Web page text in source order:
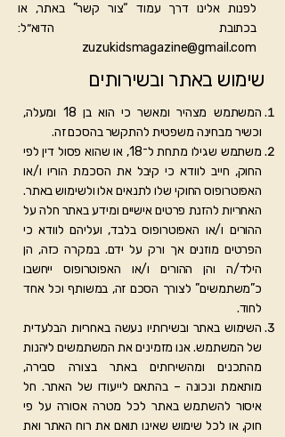
לפנות אלינו דרך עמוד “צור קשר” באתר, או
בכתובת הדוא״ל:
zuzukidsmagazine@gmail.com
שימוש באתר ובשירותים
המשתמש מצהיר ומאשר כי הוא בן 18 ומעלה,
וכשיר מבחינה משפטית להתקשר בהסכם זה.
משתמש שגילו מתחת ל־18, או שהוא פסול דין לפי
החוק, חייב לוודא כי קיבל את הסכמת הוריו ו/או
האפוטרופוס החוקי שלו לתנאים אלו ולשימוש באתר.
האחריות להזנת פרטים אישיים ומידע באתר חלה על
ההורים ו/או האפוטרופוס בלבד, ועליהם לוודא כי
הפרטים מוזנים אך ורק על ידם. במקרה כזה, הן
הילד/ה והן ההורים ו/או האפוטרופוס ייחשבו
כ”משתמשים” לצורך הסכם זה, במשותף וכל אחד
לחוד.
השימוש באתר ובשירותיו נעשה באחריות הבלעדית
של המשתמש. אנו מזמינים את המשתמשים ליהנות
מהתכנים ומהשירותים באתר בצורה סבירה,
מותאמת ונכונה – בהתאם לייעודו של האתר. חל
איסור להשתמש באתר לכל מטרה אסורה על פי
חוק, או לכל שימוש שאינו תואם את רוח האתר ואת